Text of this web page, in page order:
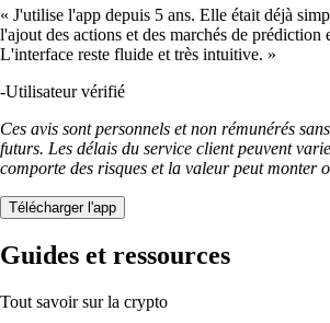
« J'utilise l'app depuis 5 ans. Elle était déjà
l'ajout des actions et des marchés de prédiction
L'interface reste fluide et très intuitive. »
-Utilisateur vérifié
Ces avis sont personnels et non rémunérés
futurs. Les délais du service client peuvent
comporte des risques et la valeur peut monter
Télécharger l'app
Guides et ressources
Tout savoir sur la crypto